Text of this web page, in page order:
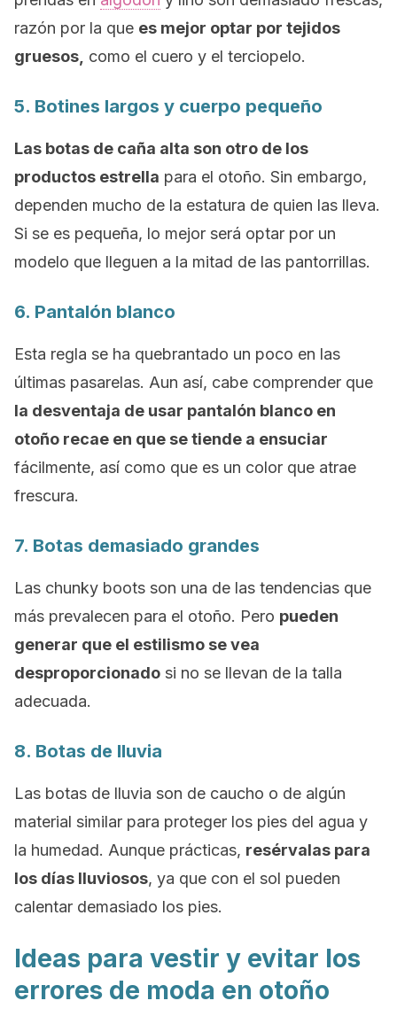
razón por la que es mejor optar por tejidos
gruesos, como el cuero y el terciopelo.
5. Botines largos y cuerpo pequeño
Las botas de caña alta son otro de los
productos estrella para el otoño. Sin embargo,
dependen mucho de la estatura de quien las lleva.
Si se es pequeña, lo mejor será optar por un
modelo que lleguen a la mitad de las pantorrillas.
6. Pantalón blanco
Esta regla se ha quebrantado un poco en las
últimas pasarelas. Aun así, cabe comprender que
la desventaja de usar pantalón blanco en
otoño recae en que se tiende a ensuciar
fácilmente, así como que es un color que atrae
frescura.
7. Botas demasiado grandes
Las chunky boots son una de las tendencias que
más prevalecen para el otoño. Pero pueden
generar que el estilismo se vea
desproporcionado si no se llevan de la talla
adecuada.
8. Botas de lluvia
Las botas de lluvia son de caucho o de algún
material similar para proteger los pies del agua y
la humedad. Aunque prácticas, resérvalas para
los días lluviosos, ya que con el sol pueden
calentar demasiado los pies.
Ideas para vestir y evitar los
errores de moda en otoño